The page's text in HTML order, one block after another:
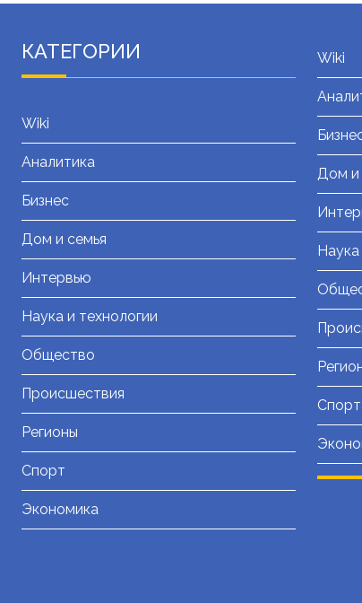
КАТЕГОРИИ
Wiki
Аналитика
Бизнес
Дом и семья
Интервью
Наука и технологии
Общество
Происшествия
Регионы
Спорт
Экономика
Wiki
Дом и
Спорт